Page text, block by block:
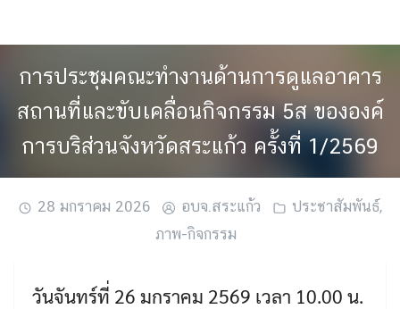
การประชุมคณะทำงานด้านการดูแลอาคาร
สถานที่และขับเคลื่อนกิจกรรม 5ส ขององค์
การบริส่วนจังหวัดสระแก้ว ครั้งที่ 1/2569
28 มกราคม 2026 อบจ.สระแก้ว ประชาสัมพันธ์,
ภาพ-กิจกรรม
วันจันทร์ที่ 26 มกราคม 2569 เวลา 10.00 น.